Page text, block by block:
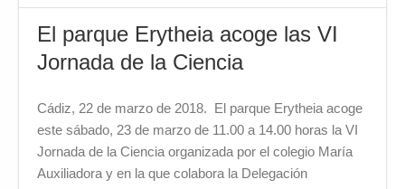
El parque Erytheia acoge las VI
Jornada de la Ciencia
Cádiz, 22 de marzo de 2018. El parque Erytheia acoge
este sábado, 23 de marzo de 11.00 a 14.00 horas la VI
Jornada de la Ciencia organizada por el colegio María
Auxiliadora y en la que colabora la Delegación